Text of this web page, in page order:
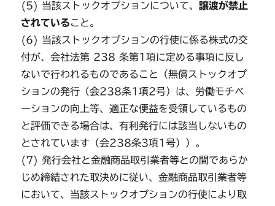
(5) 当該ストックオプションについて、譲渡が禁止
されていること。
(6) 当該ストックオプションの行使に係る株式の交
付が、会社法第 238 条第1項に定める事項に反し
ないで行われるものであること（無償ストックオプ
ションの発行（会238条1項2号）は、労働モチベ
ーションの向上等、適正な便益を受領しているもの
と評価できる場合は、有利発行には該当しないもの
とされています（会238条3項1号））。
(7) 発行会社と金融商品取引業者等との間であらか
じめ締結された取決めに従い、金融商品取引業者等
において、当該ストックオプションの行使により取